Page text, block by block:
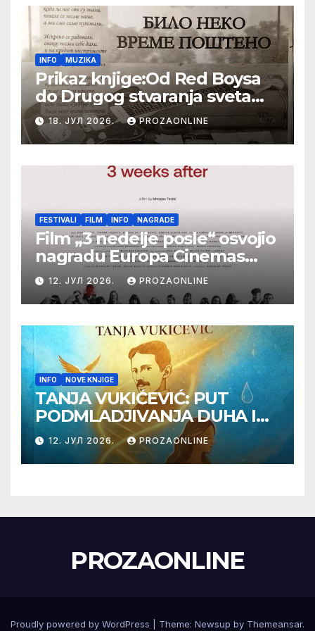
INFO MUZIKA
Prikaz knjige:Od Red Boysa
do Drugog stvaranja sveta
(bilo neko vreme pošteno)
(autor- Zlatomira Sremca,
Botoš 2022. godine,
samizdat)
18. ЈУЛ 2026. PROZAONLINE
FESTIVALI FILM INFO NAGRADE
Film „3 nedelje posle“ osvojio
nagradu Europa Cinemas
Label na Filmskom festivalu
u Karlovim Varima
12. ЈУЛ 2026. PROZAONLINE
INFO NOVE KNJIGE
TANJA VUKIĆEVIĆ: PUT
PODMLADJIVANJA DUHA I
TELA SA TESLOM
12. ЈУЛ 2026. PROZAONLINE
PROZAONLINE
Proudly powered by WordPress Theme: Newsup by Themeansar.